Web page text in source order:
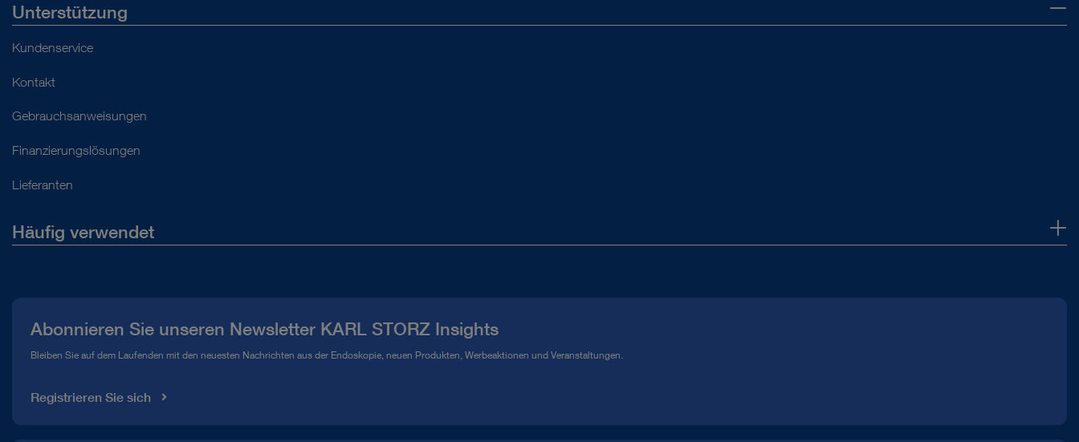
Unterstützung
Kundenservice
Kontakt
Gebrauchsanweisungen
Finanzierungslösungen
Lieferanten
Häufig verwendet
Compliance Hotline
Abonnieren Sie unseren Newsletter KARL STORZ Insights
Bleiben Sie auf dem Laufenden mit den neuesten Nachrichten aus der Endoskopie, neuen Produkten, Werbeaktionen und Veranstaltungen.
Registrieren Sie sich